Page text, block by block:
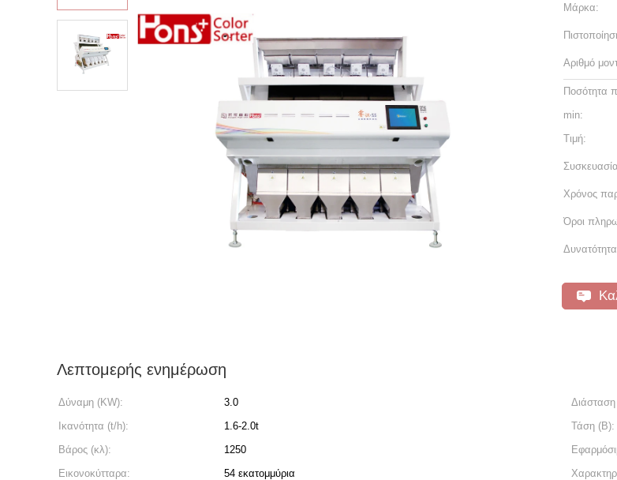
Μάρκα:
Αριθμό
Ποσότητα
min:
Τιμή:
Χρόνος
Όροι
Λεπτομερής ενημέρωση
Δύναμη (KW): 3.0
Ικανότητα (t/h):
1.6-2.0t Τάση (Β):
Βάρος (κλ):
1250
Εικονοκύτταρα:
54 εκατομμύρια